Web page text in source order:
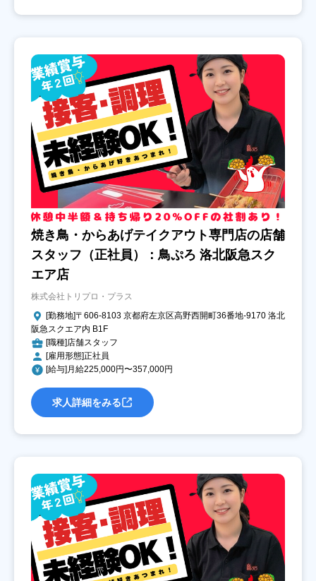
焼き鳥・からあげテイクアウト専門店の店舗
スタッフ（正社員）：鳥ぷろ 洛北阪急スク
エア店
株式会社トリプロ・プラス
[勤務地]〒606-8103 京都府左京区高野西開町36番地‐9170 洛北
阪急スクエア内 B1F
[職種]店舗スタッフ
[雇用形態]正社員
[給与]月給225,000円〜357,000円
求人詳細をみる